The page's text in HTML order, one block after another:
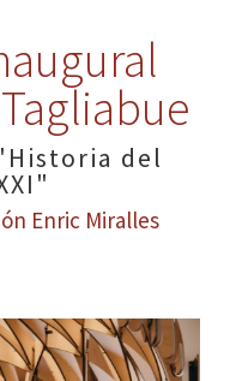
del
Enric Miralles